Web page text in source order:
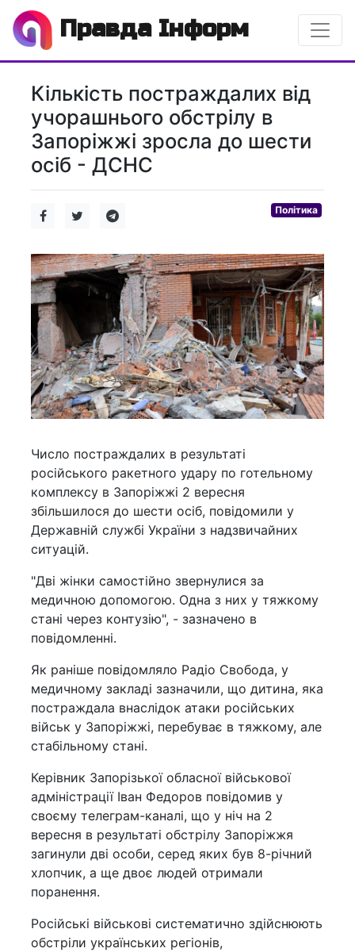
Правда Інформ
Кількість постраждалих від
учорашнього обстрілу в
Запоріжжі зросла до шести
осіб - ДСНС
Політика
Число постраждалих в результаті
російського ракетного удару по готельному
комплексу в Запоріжжі 2 вересня
збільшилося до шести осіб, повідомили у
Державній службі України з надзвичайних
ситуацій.
"Дві жінки самостійно звернулися за
медичною допомогою. Одна з них у тяжкому
стані через контузію", - зазначено в
повідомленні.
Як раніше повідомляло Радіо Свобода, у
медичному закладі зазначили, що дитина, яка
постраждала внаслідок атаки російських
військ у Запоріжжі, перебуває в тяжкому, але
стабільному стані.
Керівник Запорізької обласної військової
адміністрації Іван Федоров повідомив у
своєму телеграм-каналі, що у ніч на 2
вересня в результаті обстрілу Запоріжжя
загинули дві особи, серед яких був 8-річний
хлопчик, а ще двоє людей отримали
поранення.
Російські військові систематично здійснюють
обстріли українських регіонів,